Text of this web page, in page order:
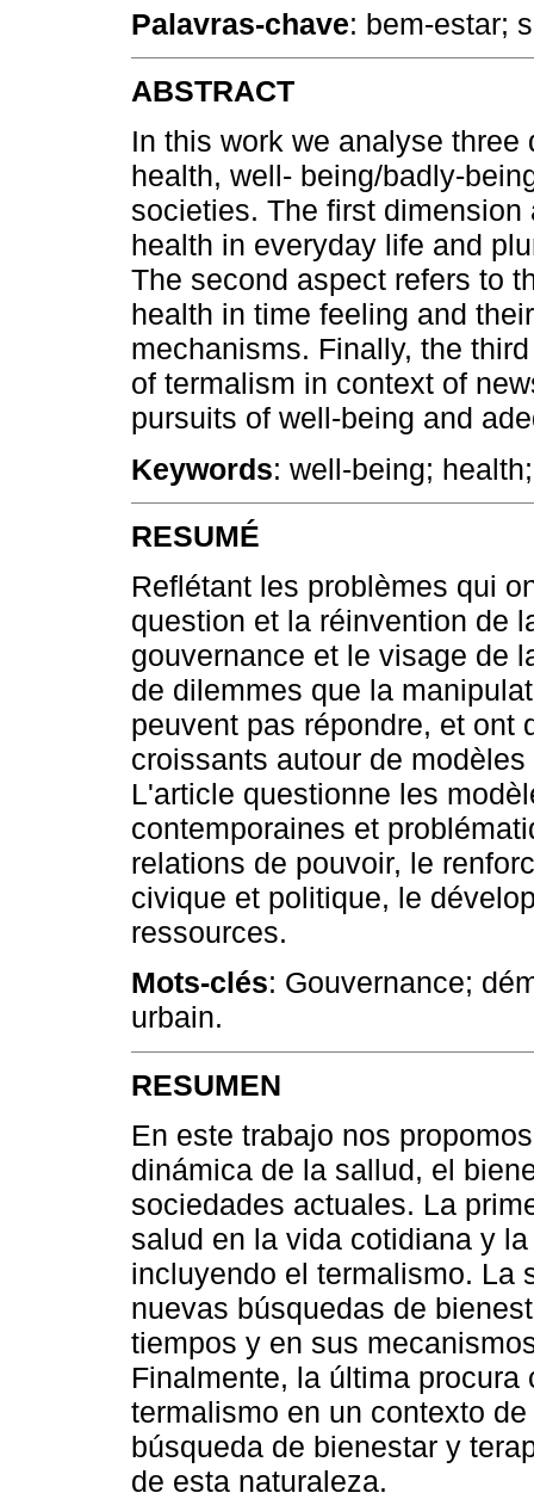
Palavras-chave: bem-estar;
ABSTRACT
In this work we analyse
health, well- being/badly-
societies. The first
health in everyday life and
The second aspect refers to
health in time feeling and
mechanisms. Finally, the
of termalism in context of
pursuits of well-being and
Keywords: well-being;
RESUMÉ
Reflétant les problèmes qui
question et la réinvention de
gouvernance et le visage de
de dilemmes que la
peuvent pas répondre, et ont
croissants autour de
L'article questionne les
contemporaines et
relations de pouvoir, le
civique et politique, le
ressources.
Mots-clés: Gouvernance;
urbain.
RESUMEN
En este trabajo nos
dinámica de la sallud, el
sociedades actuales. La
salud en la vida cotidiana y
incluyendo el termalismo. La
nuevas búsquedas de
tiempos y en sus
Finalmente, la última
termalismo en un contexto
búsqueda de bienestar y
de esta naturaleza.